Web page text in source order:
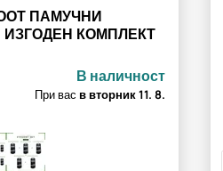
ПАМУЧНИ
ИЗГОДЕН КОМПЛЕКТ
В наличност
При вас в вторник11. 8.